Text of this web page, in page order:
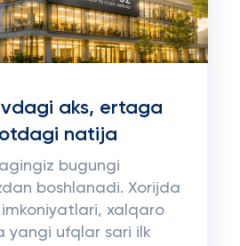
aks, ertaga
natija
bugungi
boshlanadi. Xorijda
xalqaro
yangi ufqlar sari ilk